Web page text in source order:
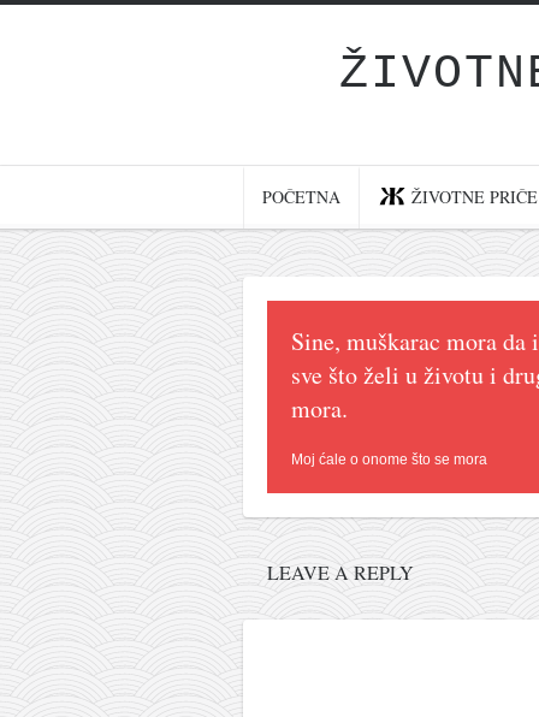
POČETNA ŽIVOTNE PRIČE
internet poslovanje
ishranom do zdravlja
moj haiku
momenti i mesta
bonus sadržaj
Svetlopis
zakonopravilo
duhovni otac
pravoslavlje
zabranjena istorija
ćirilica
porodične priče
umesto tvitera
Sine, muškarac mora
sve što želi u životu i
mora.
Moj ćale o onome što se mora
LEAVE A REPLY